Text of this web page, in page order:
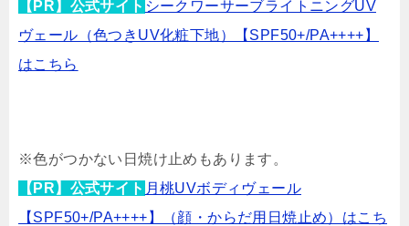
【PR】公式サイト シークワーサーブライトニングUV
ヴェール（色つきUV化粧下地）【SPF50+/PA++++】
はこちら
※色がつかない日焼け止めもあります。
【PR】公式サイト 月桃UVボディヴェール
【SPF50+/PA++++】（顔・からだ用日焼止め）はこち